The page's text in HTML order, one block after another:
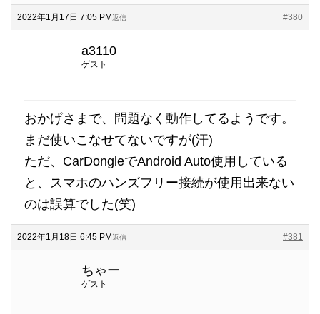
2022年1月17日 7:05 PM #380
返信
a3110
ゲスト
おかげさまで、問題なく動作してるようです。
まだ使いこなせてないですが(汗)
ただ、CarDongleでAndroid Auto使用している
と、スマホのハンズフリー接続が使用出来ない
のは誤算でした(笑)
2022年1月18日 6:45 PM #381
返信
ちゃー
ゲスト